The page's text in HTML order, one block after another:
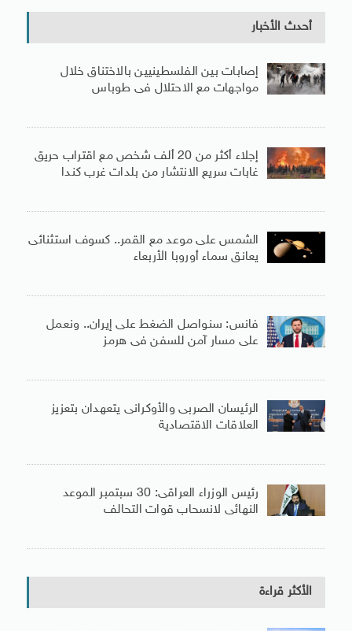
أحدث الأخبار
إصابات بين الفلسطينيين بالاختناق خلال
مواجهات مع الاحتلال فى طوباس
إجلاء أكثر من 20 ألف شخص مع اقتراب حريق
غابات سريع الانتشار من بلدات غرب كندا
الشمس على موعد مع القمر.. كسوف استثنائى
يعانق سماء أوروبا الأربعاء
فانس: سنواصل الضغط على إيران.. ونعمل
على مسار آمن للسفن فى هرمز
الرئيسان الصربى والأوكرانى يتعهدان بتعزيز
العلاقات الاقتصادية
رئيس الوزراء العراقى: 30 سبتمبر الموعد
النهائى لانسحاب قوات التحالف
الأكثر قراءة